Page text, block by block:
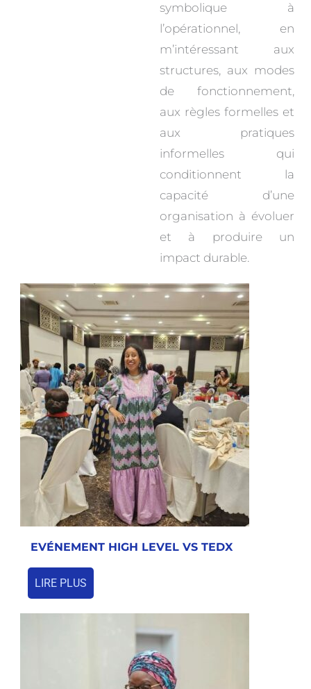
symbolique à
l’opérationnel, en
m’intéressant aux
structures, aux modes
de fonctionnement,
aux règles formelles et
aux pratiques
informelles qui
conditionnent la
capacité d’une
organisation à évoluer
et à produire un
impact durable.
EVÉNEMENT HIGH LEVEL VS TEDX
LIRE PLUS